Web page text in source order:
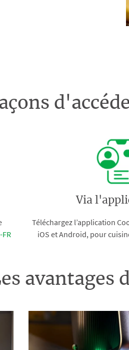
Via
Téléchargez l’application
iOS et Android, pour
avantages